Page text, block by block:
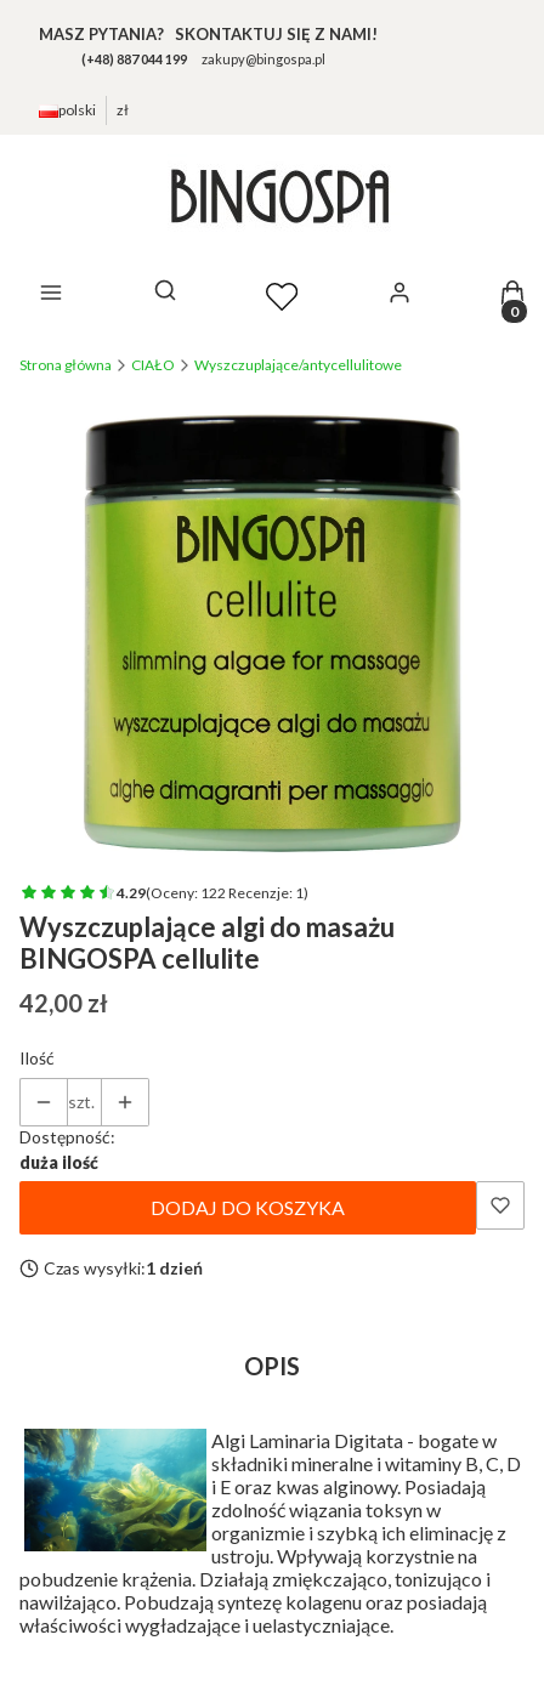
MASZ PYTANIA? SKONTAKTUJ SIĘ Z NAMI!
(+48) 887 044 199 zakupy@bingospa.pl
polski zł
Otwórz wyszukiwarkę
Strona główna CIAŁO Wyszczuplające/antycellulitowe
4.29(Oceny: 122 Recenzje: 1)
Wyszczuplające algi do masażu
BINGOSPA cellulite
Cena
42,00 zł
Ilość
szt.
Dostępność:
duża ilość
DODAJ DO KOSZYKA
Czas wysyłki:1 dzień
OPIS
Algi Laminaria Digitata - bogate w
składniki mineralne i witaminy B, C, D
i E oraz kwas alginowy. Posiadają
zdolność wiązania toksyn w
organizmie i szybką ich eliminację z
ustroju. Wpływają korzystnie na
pobudzenie krążenia. Działają zmiękczająco, tonizująco i
nawilżająco. Pobudzają syntezę kolagenu oraz posiadają
właściwości wygładzające i uelastyczniające.